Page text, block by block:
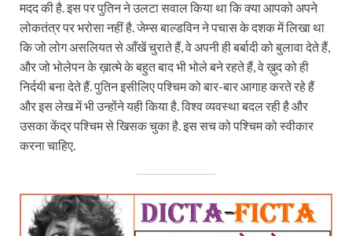
मदद की है. इस पर पुतिन ने उलटा सवाल किया था कि क्या आपको अपने
लोकतंत्र पर भरोसा नहीं है. जेम्स बाल्डविन ने पचास के दशक में लिखा था
कि जो लोग असलियत से आँखें चुराते हैं, वे अपनी ही बर्बादी को बुलावा देते हैं,
और जो भोलेपन के ख़ात्मे के बहुत बाद भी भोले बने रहते हैं, वे ख़ुद को ही
निर्दयी बना देते हैं. पुतिन इसीलिए पश्चिम को बार-बार आगाह करते रहे हैं
और इस लेख में भी उन्होंने यही किया है. विश्व व्यवस्था बदल रही है और
उसका केंद्र पश्चिम से खिसक चुका है. इस सच को पश्चिम को स्वीकार
करना चाहिए.